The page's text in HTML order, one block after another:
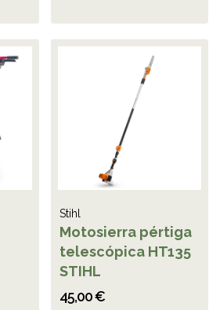
Stihl
Motosierra pértiga
telescópica HT135
STIHL
45,00 €